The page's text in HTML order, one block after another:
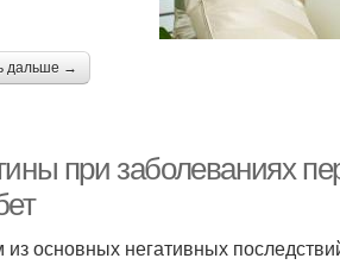
дальше →
при заболеваниях
основных негативных